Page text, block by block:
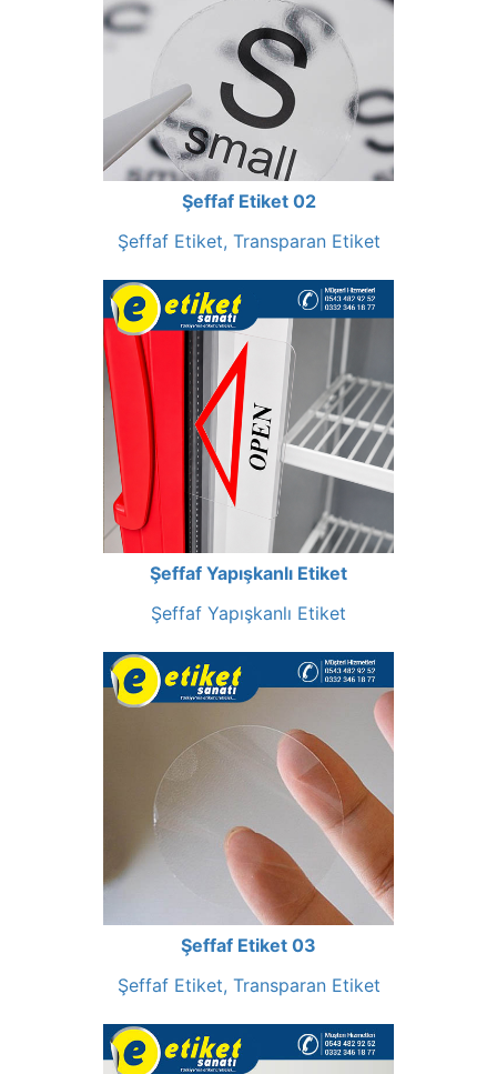
Şeffaf Etiket 02
Şeffaf Etiket, Transparan Etiket
Şeffaf Yapışkanlı Etiket
Şeffaf Yapışkanlı Etiket
Şeffaf Etiket 03
Şeffaf Etiket, Transparan Etiket